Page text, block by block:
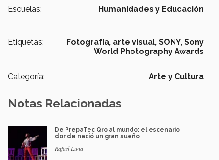
Escuelas: Humanidades y Educación
Etiquetas: Fotografía, arte visual, SONY, Sony
World Photography Awards
Categoría: Arte y Cultura
Notas Relacionadas
De PrepaTec Qro al mundo: el escenario
donde nació un gran sueño
Rafael Luna